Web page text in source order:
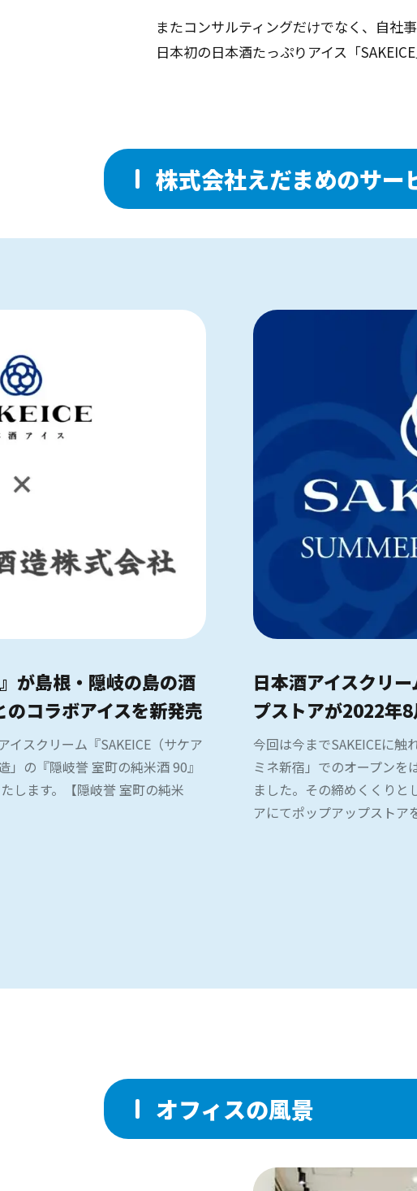
またコンサルティングだけでなく、自社事
日本初の日本酒たっぷりアイス「
株式会社えだまめのサー
が島根・隠岐の島の酒
コラボアイスを新発売
スクリーム『SAKEICE（サケア
の『隠岐誉 室町の純米酒 90』
します。【隠岐誉 室町の純米
日本酒アイスクリ
プストアが2022年
今回は今までSAKEICEに
ミネ新宿」でのオープンを
ました。その締めくくり
アにてポップアップストア
オフィスの風景